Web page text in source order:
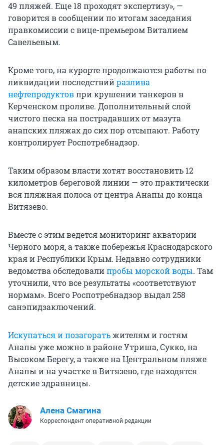
49 пляжей. Еще 18 проходят экспертизу», —
говорится в сообщении по итогам заседания
правкомиссии с вице-премьером Виталием
Савельевым.
Кроме того, на курорте продолжаются работы по
ликвидации последствийразлива
нефтепродуктовпри крушении танкеров в
Керченском проливе. Дополнительный слой
чистого песка на пострадавших от мазута
анапских пляжах до сих пор отсыпают. Работу
контролирует Роспотребнадзор.
Таким образом власти хотят восстановить 12
километров береговой линии — это практически
вся пляжная полоса от центра Анапы до конца
Витязево.
Вместе с этим ведется мониторинг акватории
Черного моря, а также побережья Краснодарского
края и Республики Крым. Недавно сотрудники
ведомства обследовалипробы морской воды. Там
уточнили, что все результаты «соответствуют
нормам». Всего Роспотребнадзор выдал 258
санэпидзаключений.
Искупаться и позагоратьжителям и гостям
Анапы уже можно в районе Утриша, Сукко, на
Высоком Берегу, а также на Центральном пляже
Анапы и на участке в Витязево, где находятся
детские здравницы.
Алена Смагина
Корреспондент оперативной редакции